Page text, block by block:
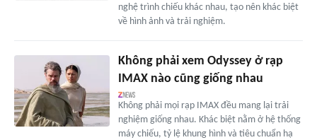
nghệ trình chiếu khác nhau, tạo nên khác biệt
về hình ảnh và trải nghiệm.
Không phải xem Odyssey ở rạp
IMAX nào cũng giống nhau
Không phải mọi rạp IMAX đều mang lại trải
nghiệm giống nhau. Khác biệt nằm ở hệ thống
máy chiếu, tỷ lệ khung hình và tiêu chuẩn hạ